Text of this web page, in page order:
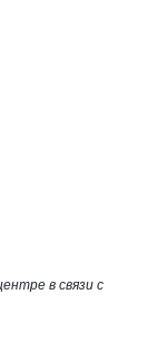
в связи с